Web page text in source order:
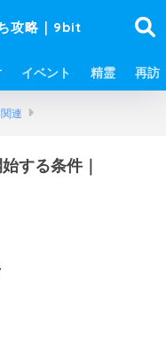
攻略｜9bit
イベント 精霊 再訪
連
する条件｜